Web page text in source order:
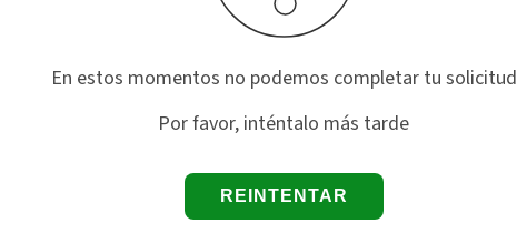
En estos momentos no podemos completar tu solicitud
Por favor, inténtalo más tarde
REINTENTAR